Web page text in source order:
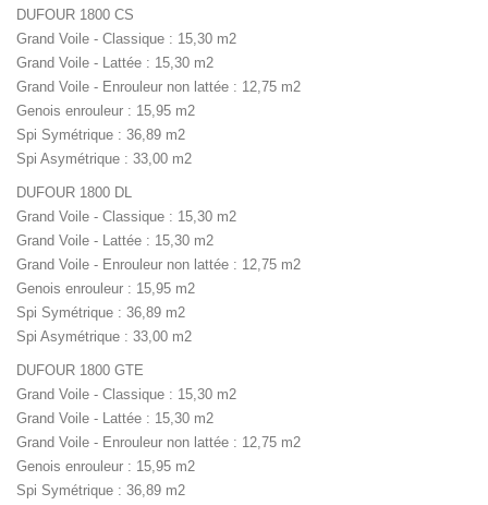
DUFOUR 1800 CS
Grand Voile - Classique : 15,30 m2
Grand Voile - Lattée : 15,30 m2
Grand Voile - Enrouleur non lattée : 12,75 m2
Genois enrouleur : 15,95 m2
Spi Symétrique : 36,89 m2
Spi Asymétrique : 33,00 m2
DUFOUR 1800 DL
Grand Voile - Classique : 15,30 m2
Grand Voile - Lattée : 15,30 m2
Grand Voile - Enrouleur non lattée : 12,75 m2
Genois enrouleur : 15,95 m2
Spi Symétrique : 36,89 m2
Spi Asymétrique : 33,00 m2
DUFOUR 1800 GTE
Grand Voile - Classique : 15,30 m2
Grand Voile - Lattée : 15,30 m2
Grand Voile - Enrouleur non lattée : 12,75 m2
Genois enrouleur : 15,95 m2
Spi Symétrique : 36,89 m2